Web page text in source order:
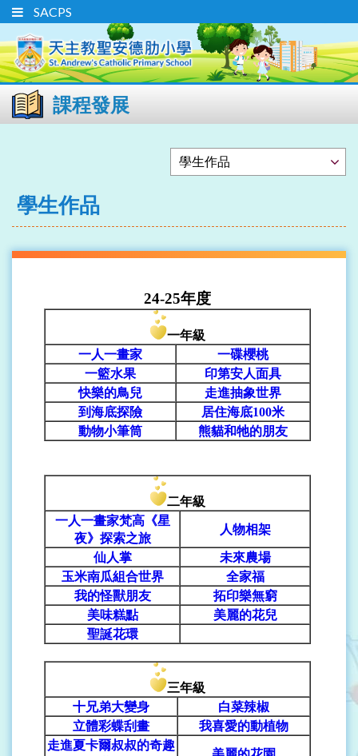
SACPS
課程發展
學生作品
24-25年度
一年級
一人一畫家
一碟櫻桃
一籃水果
印第安人面具
快樂的鳥兒
走進抽象世界
到海底探險
居住海底100米
動物小筆筒
熊貓和牠的朋友
二年級
一人一畫家梵高《星
夜》探索之旅
人物相架
仙人掌
未來農場
玉米南瓜組合世界
全家福
我的怪獸朋友
拓印樂無窮
美味糕點
美麗的花兒
聖誕花環
三年級
十兄弟大變身
白菜辣椒
立體彩蝶刮畫
我喜愛的動植物
走進夏卡爾叔叔的奇趣